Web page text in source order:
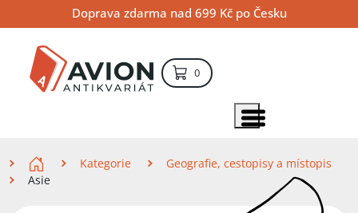
na
obsah
na
navigaci
na
vyhledávání
Doprava zdarma nad 699 Kč po Česku
0položek – košík
Zobrazit položky menu
Kategorie
Geografie, cestopisy a místopis
Asie